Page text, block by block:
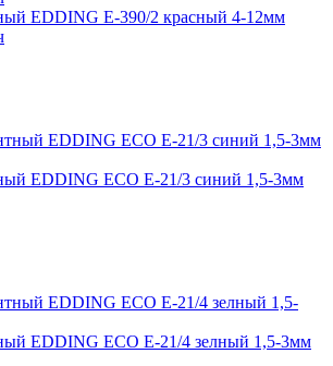
EDDING E-390/2 красный 4-12мм
EDDING ECO E-21/3 синий 1,5-3мм
EDDING ECO E-21/4 зелный 1,5-3мм